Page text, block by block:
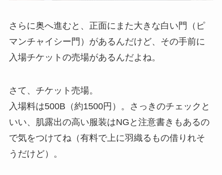
さらに奥へ進むと、正面にまた大きな白い門（ピ
マンチャイシー門）があるんだけど、その手前に
入場チケットの売場があるんだよね。
さて、チケット売場。
入場料は500B（約1500円）。さっきのチェックと
いい、肌露出の高い服装はNGと注意書きもあるの
で気をつけてね（有料で上に羽織るもの借りれそ
うだけど）。